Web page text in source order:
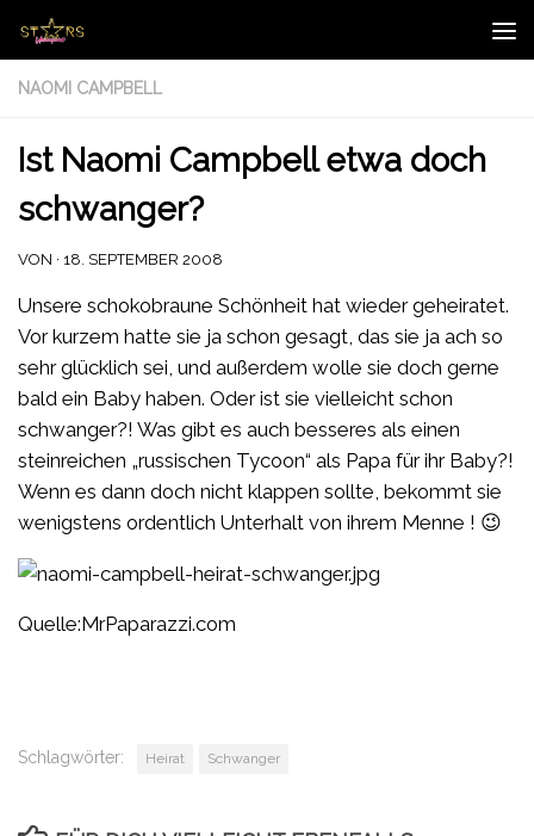
Zum Inhalt springen
NAOMI CAMPBELL
Ist Naomi Campbell etwa doch
schwanger?
VON · 18. SEPTEMBER 2008
Unsere schokobraune Schönheit hat wieder geheiratet.
Vor kurzem hatte sie ja schon gesagt, das sie ja ach so
sehr glücklich sei, und außerdem wolle sie doch gerne
bald ein Baby haben. Oder ist sie vielleicht schon
schwanger?! Was gibt es auch besseres als einen
steinreichen „russischen Tycoon“ als Papa für ihr Baby?!
Wenn es dann doch nicht klappen sollte, bekommt sie
wenigstens ordentlich Unterhalt von ihrem Menne ! 😉
Quelle:MrPaparazzi.com
Schlagwörter: Heirat Schwanger